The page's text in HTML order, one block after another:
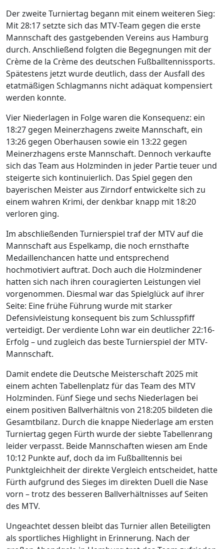
Der zweite Turniertag begann mit einem weiteren Sieg:
Mit 28:17 setzte sich das MTV-Team gegen die erste
Mannschaft des gastgebenden Vereins aus Hamburg
durch. Anschließend folgten die Begegnungen mit der
Crème de la Crème des deutschen Fußballtennissports.
Spätestens jetzt wurde deutlich, dass der Ausfall des
etatmäßigen Schlagmanns nicht adäquat kompensiert
werden konnte.
Vier Niederlagen in Folge waren die Konsequenz: ein
18:27 gegen Meinerzhagens zweite Mannschaft, ein
13:26 gegen Oberhausen sowie ein 13:22 gegen
Meinerzhagens erste Mannschaft. Dennoch verkaufte
sich das Team aus Holzminden in jeder Partie teuer und
steigerte sich kontinuierlich. Das Spiel gegen den
bayerischen Meister aus Zirndorf entwickelte sich zu
einem wahren Krimi, der denkbar knapp mit 18:20
verloren ging.
Im abschließenden Turnierspiel traf der MTV auf die
Mannschaft aus Espelkamp, die noch ernsthafte
Medaillenchancen hatte und entsprechend
hochmotiviert auftrat. Doch auch die Holzmindener
hatten sich nach ihren couragierten Leistungen viel
vorgenommen. Diesmal war das Spielglück auf ihrer
Seite: Eine frühe Führung wurde mit starker
Defensivleistung konsequent bis zum Schlusspfiff
verteidigt. Der verdiente Lohn war ein deutlicher 22:16-
Erfolg – und zugleich das beste Turnierspiel der MTV-
Mannschaft.
Damit endete die Deutsche Meisterschaft 2025 mit
einem achten Tabellenplatz für das Team des MTV
Holzminden. Fünf Siege und sechs Niederlagen bei
einem positiven Ballverhältnis von 218:205 bildeten die
Gesamtbilanz. Durch die knappe Niederlage am ersten
Turniertag gegen Fürth wurde der siebte Tabellenrang
leider verpasst. Beide Mannschaften wiesen am Ende
10:12 Punkte auf, doch da im Fußballtennis bei
Punktgleichheit der direkte Vergleich entscheidet, hatte
Fürth aufgrund des Sieges im direkten Duell die Nase
vorn – trotz des besseren Ballverhältnisses auf Seiten
des MTV.
Ungeachtet dessen bleibt das Turnier allen Beteiligten
als sportliches Highlight in Erinnerung. Nach der